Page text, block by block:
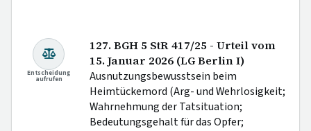
Entscheidung
aufrufen
127. BGH 5 StR 417/25 - Urteil vom
15. Januar 2026 (LG Berlin I)
Ausnutzungsbewusstsein beim
Heimtückemord (Arg- und Wehrlosigkeit;
Wahrnehmung der Tatsituation;
Bedeutungsgehalt für das Opfer;